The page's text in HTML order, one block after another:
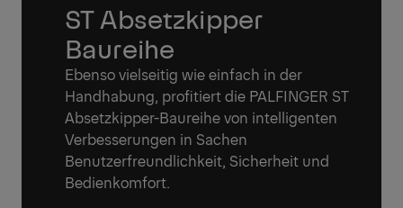
ST Absetzkipper
Baureihe
Ebenso vielseitig wie einfach in der
Handhabung, profitiert die PALFINGER ST
Absetzkipper-Baureihe von intelligenten
Verbesserungen in Sachen
Benutzerfreundlichkeit, Sicherheit und
Bedienkomfort.